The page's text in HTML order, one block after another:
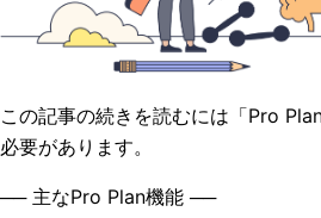
この記事の続きを読むには「Pro
必要があります。
── 主なPro Plan機能 ──